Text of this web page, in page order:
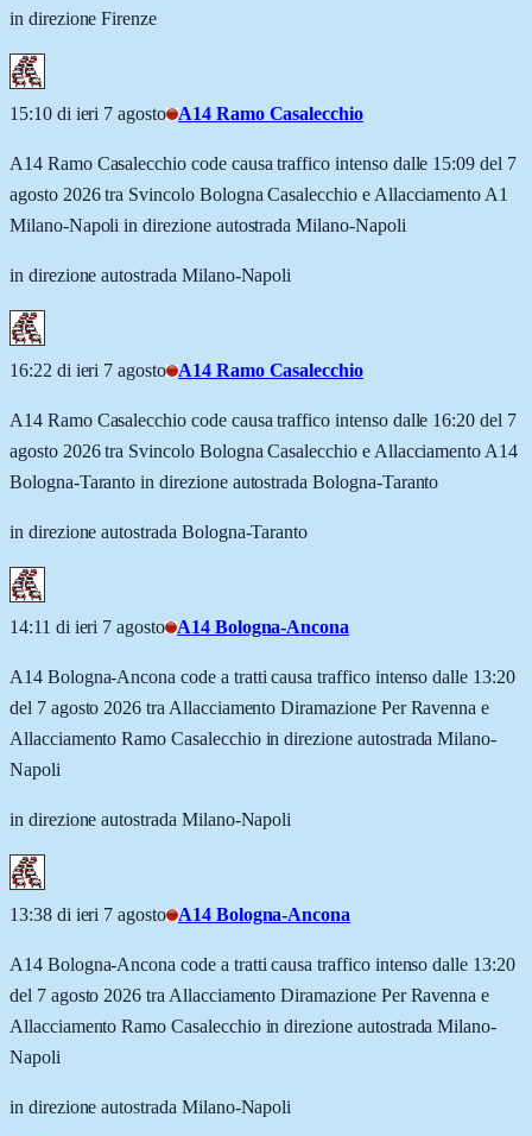
in direzione Firenze
15:10 di ieri 7 agosto A14 Ramo Casalecchio
A14 Ramo Casalecchio code causa traffico intenso dalle 15:09 del 7
agosto 2026 tra Svincolo Bologna Casalecchio e Allacciamento A1
Milano-Napoli in direzione autostrada Milano-Napoli
in direzione autostrada Milano-Napoli
16:22 di ieri 7 agosto A14 Ramo Casalecchio
A14 Ramo Casalecchio code causa traffico intenso dalle 16:20 del 7
agosto 2026 tra Svincolo Bologna Casalecchio e Allacciamento A14
Bologna-Taranto in direzione autostrada Bologna-Taranto
in direzione autostrada Bologna-Taranto
14:11 di ieri 7 agosto A14 Bologna-Ancona
A14 Bologna-Ancona code a tratti causa traffico intenso dalle 13:20
del 7 agosto 2026 tra Allacciamento Diramazione Per Ravenna e
Allacciamento Ramo Casalecchio in direzione autostrada Milano-
Napoli
in direzione autostrada Milano-Napoli
13:38 di ieri 7 agosto A14 Bologna-Ancona
A14 Bologna-Ancona code a tratti causa traffico intenso dalle 13:20
del 7 agosto 2026 tra Allacciamento Diramazione Per Ravenna e
Allacciamento Ramo Casalecchio in direzione autostrada Milano-
Napoli
in direzione autostrada Milano-Napoli